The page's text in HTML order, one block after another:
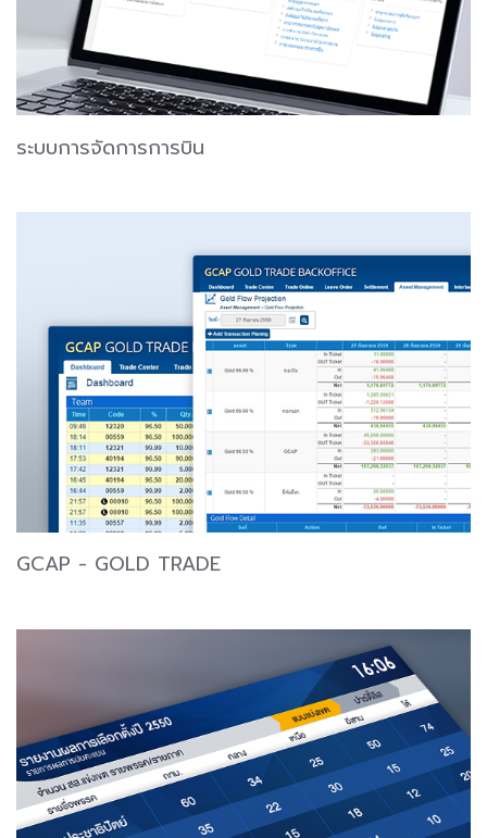
ระบบการจัดการการบิน
GCAP - GOLD TRADE